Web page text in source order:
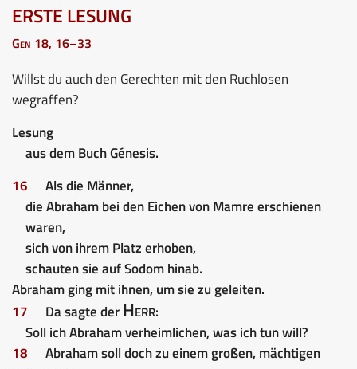
ERSTE LESUNG
Gen 18, 16–33
Willst du auch den Gerechten mit den Ruchlosen
wegraffen?
Lesung
aus dem Buch Génesis.
16
Als die Männer,
die Abraham bei den Eichen von Mamre erschienen
waren,
sich von ihrem Platz erhoben,
schauten sie auf Sodom hinab.
Abraham ging mit ihnen, um sie zu geleiten.
17
Da sagte derHerr:
Soll ich Abraham verheimlichen, was ich tun will?
18
Abraham soll doch zu einem großen, mächtigen